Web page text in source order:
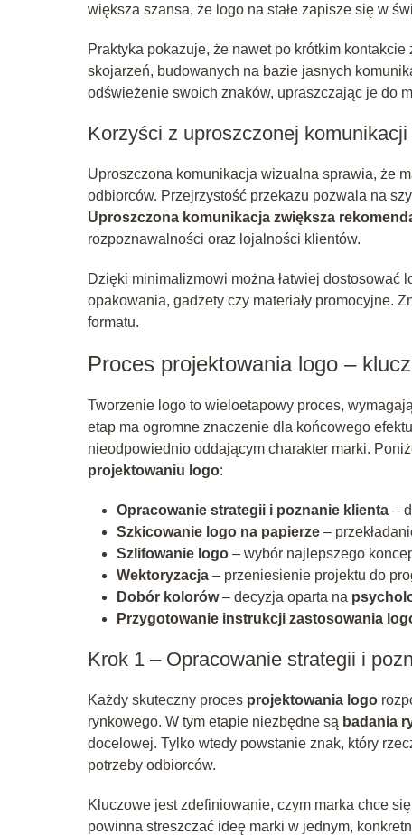
większa szansa, że logo na stałe zapisze się w
Praktyka pokazuje, że nawet po krótkim
skojarzeń, budowanych na bazie jasnych
odświeżenie swoich znaków, upraszczając je do
Korzyści z uproszczonej
Uproszczona komunikacja wizualna sprawia, że
odbiorców. Przejrzystość przekazu pozwala na
Uproszczona komunikacja zwiększa
rozpoznawalności oraz lojalności klientów.
Dzięki minimalizmowi można łatwiej dostosować
opakowania, gadżety czy materiały promocyjne.
formatu.
Proces projektowania logo –
Tworzenie logo to wieloetapowy proces,
etap ma ogromne znaczenie dla końcowego
nieodpowiednio oddającym charakter marki.
projektowaniu logo:
Opracowanie strategii i poznanie klienta –
Szkicowanie logo na papierze –
Szlifowanie logo – wybór najlepszego
Wektoryzacja – przeniesienie projektu do
Dobór kolorów– decyzja oparta na
Przygotowanie instrukcji zastosowania
Krok 1 – Opracowanie strategii i
Każdy skuteczny proces projektowania logo
rynkowego. W tym etapie niezbędne są badania
docelowej. Tylko wtedy powstanie znak, który
potrzeby odbiorców.
Kluczowe jest zdefiniowanie, czym marka chce
powinna streszczać ideę marki w jednym,